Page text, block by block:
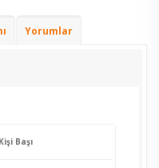
Yorumlar
Başı